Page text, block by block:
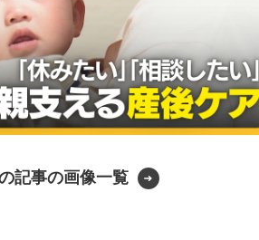
記事の画像一覧